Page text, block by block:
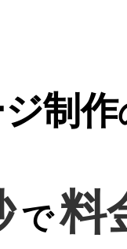
制作
で料